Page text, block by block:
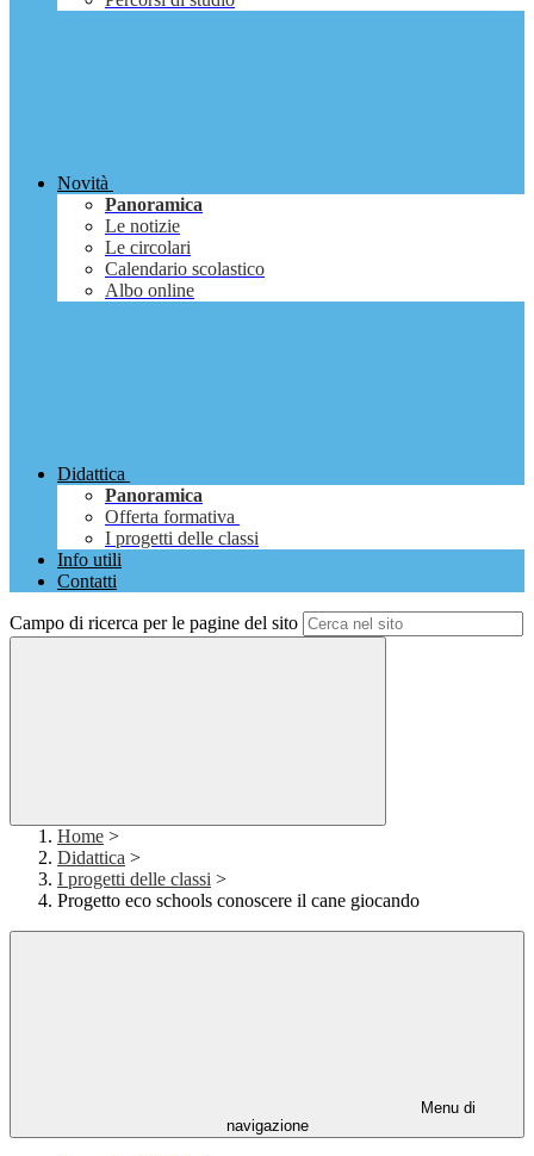
Novità
Panoramica
Le notizie
Le circolari
Calendario scolastico
Albo online
Didattica
Panoramica
Offerta formativa
I progetti delle classi
Info utili
Contatti
Campo di ricerca per le pagine del sito
Home >
Didattica >
I progetti delle classi >
Progetto eco schools conoscere il cane giocando
Menu di
navigazione